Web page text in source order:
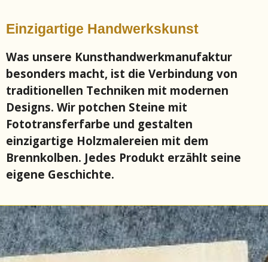
Einzigartige Handwerkskunst
Was unsere Kunsthandwerkmanufaktur
besonders macht, ist die Verbindung von
traditionellen Techniken mit modernen
Designs. Wir potchen Steine mit
Fototransferfarbe und gestalten
einzigartige Holzmalereien mit dem
Brennkolben. Jedes Produkt erzählt seine
eigene Geschichte.